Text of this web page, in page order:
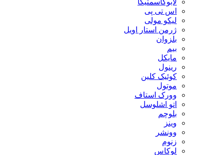
اس تی پی
لیکو مولی
ژرمن استار اویل
بلزوان
بیم
مایکل
رینول
کوئیک کلین
موتول
وورک استاف
اتو اشلوسل
بلوچم
وینز
وونشر
زنوم
لوکاس